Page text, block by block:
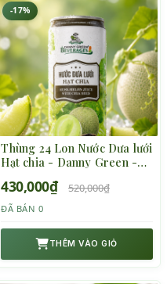
-17%
Thùng 24 Lon Nước Dưa lưới
Hạt chia - Danny Green -
430,000₫ 520,000₫
ĐÃ BÁN 0
THÊM VÀO GIỎ